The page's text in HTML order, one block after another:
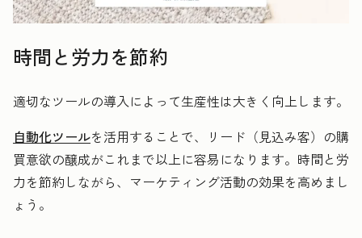
時間と労力を節約
適切なツールの導入によって生産性は大きく向上します。
自動化ツールを活用することで、リード（見込み客）の購
買意欲の醸成がこれまで以上に容易になります。時間と労
力を節約しながら、マーケティング活動の効果を高めまし
ょう。